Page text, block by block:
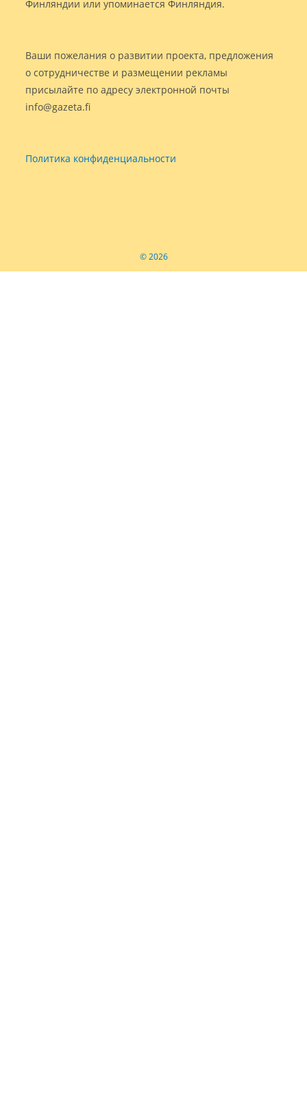
Финляндии или упоминается Финляндия.
Ваши пожелания о развитии проекта, предложения
о сотрудничестве и размещении рекламы
присылайте по адресу электронной почты
info@gazeta.fi
Политика конфиденциальности
© 2026